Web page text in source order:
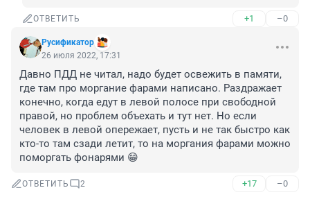
ОТВЕТИТЬ +1 –0
Русификатор
26 июля 2022, 17:31
Давно ПДД не читал, надо будет освежить в памяти,
где там про моргание фарами написано. Раздражает
конечно, когда едут в левой полосе при свободной
правой, но проблем объехать и тут нет. Но если
человек в левой опережает, пусть и не так быстро как
кто-то там сзади летит, то на моргания фарами можно
поморгать фонарями 😁
ОТВЕТИТЬ 2 +17 –0